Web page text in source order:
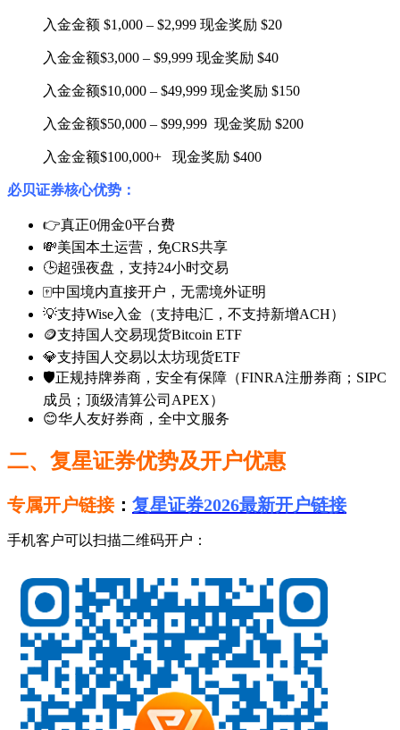
入金金额 $1,000 – $2,999 现金奖励 $20
入金金额$3,000 – $9,999 现金奖励 $40
入金金额$10,000 – $49,999 现金奖励 $150
入金金额$50,000 – $99,999 现金奖励 $200
入金金额$100,000+ 现金奖励 $400
必贝证券核心优势：
👉真正0佣金0平台费
💸美国本土运营，免CRS共享
🕒超强夜盘，支持24小时交易
🀄中国境内直接开户，无需境外证明
💡支持Wise入金（支持电汇，不支持新增ACH）
🪙支持国人交易现货Bitcoin ETF
💎支持国人交易以太坊现货ETF
🛡️正规持牌券商，安全有保障（FINRA注册券商；SIPC
成员；顶级清算公司APEX）
😊华人友好券商，全中文服务
二、复星证券优势及开户优惠
专属开户链接： 复星证券2026最新开户链接
手机客户可以扫描二维码开户：